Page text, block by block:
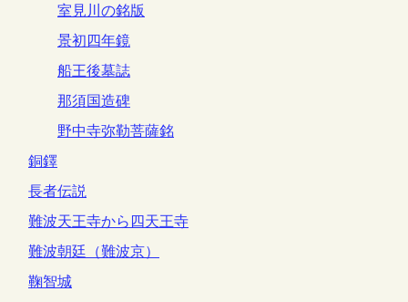
室見川の銘版
景初四年鏡
船王後墓誌
那須国造碑
野中寺弥勒菩薩銘
銅鐸
長者伝説
難波天王寺から四天王寺
難波朝廷（難波京）
鞠智城